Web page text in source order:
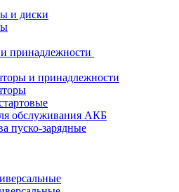
и диски
принадлежности
и принадлежности
обслуживания АКБ
пуско-зарядные